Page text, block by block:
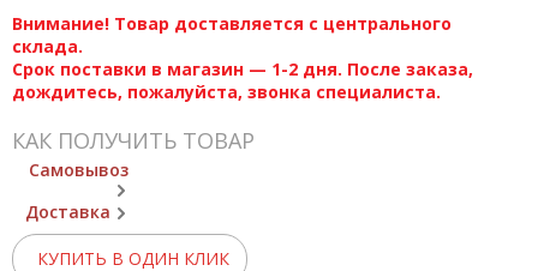
Внимание! Товар доставляется с центрального
склада.
Срок поставки в магазин — 1-2 дня. После заказа,
дождитесь, пожалуйста, звонка специалиста.
КАК ПОЛУЧИТЬ ТОВАР
Самовывоз
Доставка
КУПИТЬ В ОДИН КЛИК